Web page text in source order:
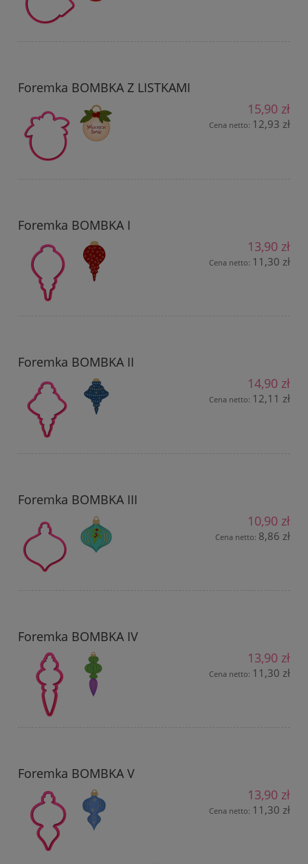
Foremka BOMBKA Z LISTKAMI
15,90 zł
Cena netto: 12,93 zł
Foremka BOMBKA I
13,90 zł
Cena netto: 11,30 zł
Foremka BOMBKA II
14,90 zł
Cena netto: 12,11 zł
Foremka BOMBKA III
10,90 zł
Cena netto: 8,86 zł
Foremka BOMBKA IV
13,90 zł
Cena netto: 11,30 zł
Foremka BOMBKA V
13,90 zł
Cena netto: 11,30 zł